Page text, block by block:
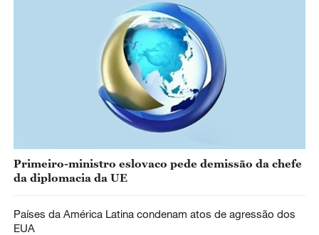
Primeiro-ministro eslovaco pede demissão da chefe
da diplomacia da UE
Países da América Latina condenam atos de agressão dos
EUA